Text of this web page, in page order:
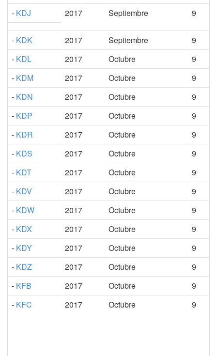
- KDJ 2017 Septiembre 9
- KDK 2017 Septiembre
9
- KDL 2017 Octubre
9
- KDM 2017 Octubre
9
- KDN 2017 Octubre
9
- KDP 2017 Octubre
9
- KDR 2017 Octubre
9
- KDS 2017 Octubre
9
- KDT 2017 Octubre
9
- KDV 2017 Octubre
9
- KDW 2017 Octubre
9
- KDX 2017 Octubre
9
- KDY 2017 Octubre
9
- KDZ 2017 Octubre
9
- KFB 2017 Octubre
9
- KFC 2017 Octubre 9